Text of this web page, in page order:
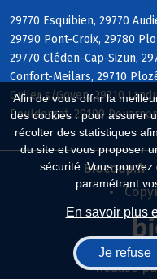
Afin de vous offrir la
des cookies : pour assurer
récolter des statistiques
du site et vous proposer
sécurité. Vous
paramétrant
En savoir plus
Je refuse
29770 Esquibien, 29770
29790 Pont-Croix, 29780
29770 Cléden-Cap-Sizun,
Confort-Meilars, 29710
Guiler s/Goyen, 29710
Pouldergat, 29100
Biocoop.fr
Réalisé